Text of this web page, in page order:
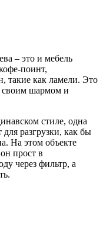
– это и мебель
поинт,
такие как ламели. Это
своим шармом и
стиле, одна
разгрузки, как бы
На этом объекте
прост в
через фильтр, а